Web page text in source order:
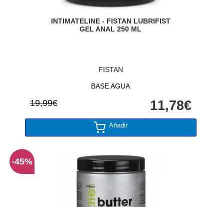
INTIMATELINE - FISTAN LUBRIFIST
GEL ANAL 250 ML
FISTAN
BASE AGUA
19,99€ 11,78€
Añadir
-45%